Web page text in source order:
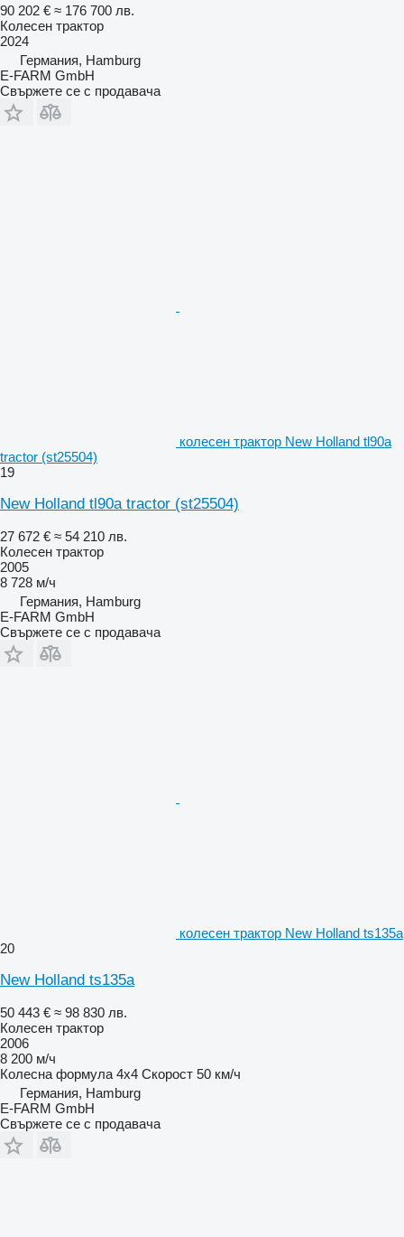
90 202 € ≈ 176 700 лв.
Колесен трактор
2024
Германия, Hamburg
E-FARM GmbH
Свържете се с продавача
колесен трактор New Holland tl90a
tractor (st25504)
19
New Holland tl90a tractor (st25504)
27 672 € ≈ 54 210 лв.
Колесен трактор
2005
8 728 м/ч
Германия, Hamburg
E-FARM GmbH
Свържете се с продавача
колесен трактор New Holland ts135a
20
New Holland ts135a
50 443 € ≈ 98 830 лв.
Колесен трактор
2006
8 200 м/ч
Колесна формула 4x4 Скорост 50 км/ч
Германия, Hamburg
E-FARM GmbH
Свържете се с продавача